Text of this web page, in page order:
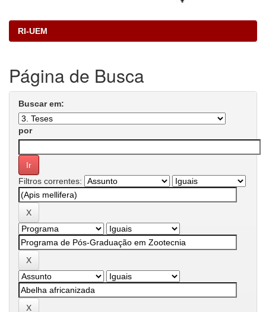
RI-UEM
Página de Busca
Buscar em:
por
Filtros correntes: